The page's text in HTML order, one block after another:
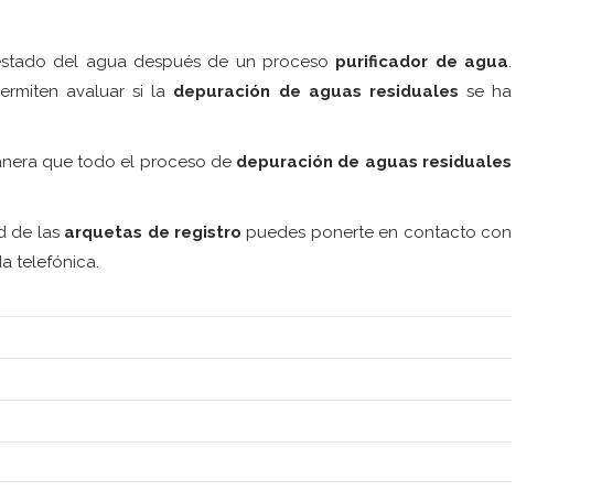
del agua después de un proceso purificador de agua.
avaluar si la depuración de aguas residuales se ha
que todo el proceso de depuración de aguas residuales
de las arquetas de registro puedes ponerte en contacto con
telefónica.